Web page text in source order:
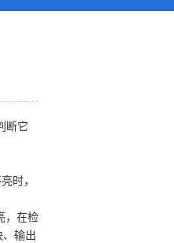
断它
时，
，在检
输出